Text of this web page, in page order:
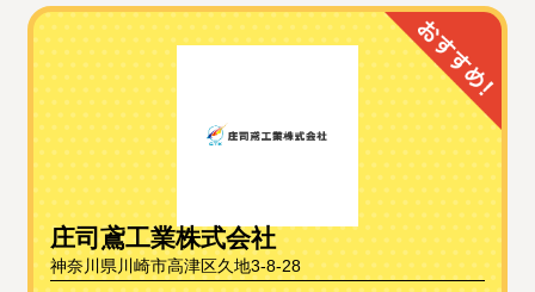
庄司鳶工業株式会社
神奈川県川崎市高津区久地3-8-28